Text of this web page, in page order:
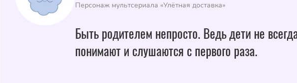
Персонаж мультсериала «Улётная доставка»
Быть родителем непросто. Ведь дети не
понимают и слушаются с первого раза.